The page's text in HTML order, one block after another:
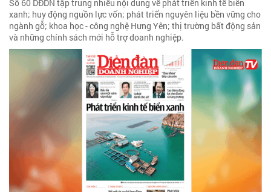
Số 60 DĐDN tập trung nhiều nội dung về phát triển kinh tế biển
xanh; huy động nguồn lực vốn; phát triển nguyên liệu bền vững cho
ngành gỗ; khoa học - công nghệ Hưng Yên; thị trường bất động sản
và những chính sách mới hỗ trợ doanh nghiệp.